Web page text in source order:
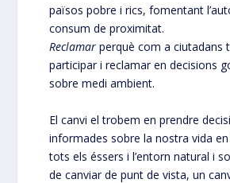
països pobre i rics, fomentant
consum de proximitat.
Reclamarperquè com a ciutadans
participar i reclamar en decisions
sobre medi ambient.
El canvi el trobem en prendre
informades sobre la nostra vida
tots els éssers i l’entorn natural i
de canviar de punt de vista, un